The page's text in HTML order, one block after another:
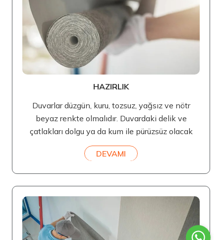
HAZIRLIK
Duvarlar düzgün, kuru, tozsuz, yağsız ve nötr
beyaz renkte olmalıdır. Duvardaki delik ve
çatlakları dolgu ya da kum ile pürüzsüz olacak
DEVAMI